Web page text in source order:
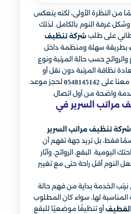
من النظرة الأولى، لكنه ينعكس
وشكل غرفة النوم بالكامل. لذلك
على طلب شركة تنظيف
بطريقة سهلة ومنظمة داخل
والروائح حسب حالة المرتبة ونوع
نظافة المرتبة دون نقل أو
معنا على 0548145142 لحجز موعد
واضحة من أول اتصال.
مراتب السرير في
تنظيف مراتب السرير
فقط، بل تريد جهة تفهم أن
اليومية. البقع، الروائح، وآثار
النوم أقل راحة حتى مع تغيير
الخدمة بداية من فهم حالة
المناسبة لها، سواء كان المطلوب
أو تنظيفًا موضعيًا للبقع